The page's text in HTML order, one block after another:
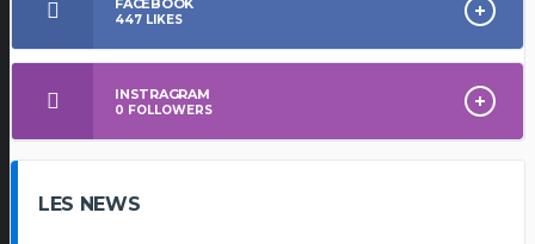
FACEBOOK
447 LIKES
INSTRAGRAM
0 FOLLOWERS
LES NEWS